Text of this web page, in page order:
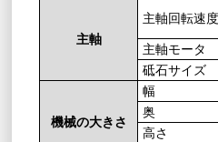
主軸
主軸回転速度
主軸モータ
砥石サイズ
機械の大きさ
幅
奥
高さ